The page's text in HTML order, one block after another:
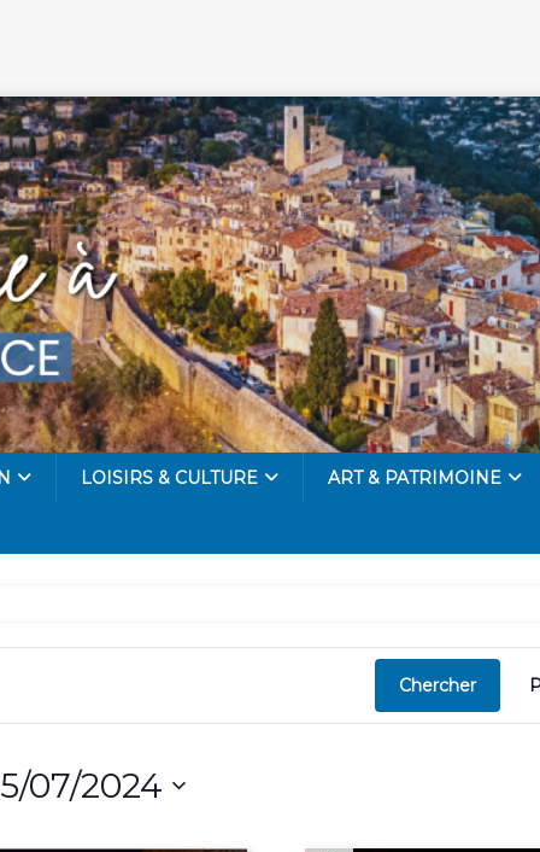
LOISIRS & CULTURE ART & PATRIMOINE
Chercher
07/2024